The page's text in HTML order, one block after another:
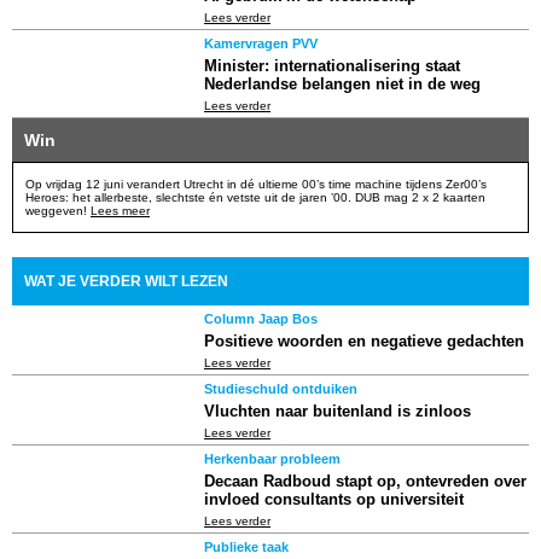
Lees verder
Kamervragen PVV
Minister: internationalisering staat
Nederlandse belangen niet in de weg
Lees verder
Win
Op vrijdag 12 juni verandert Utrecht in dé ultieme 00’s time machine tijdens Zer00’s
Heroes: het allerbeste, slechtste én vetste uit de jaren ’00. DUB mag 2 x 2 kaarten
weggeven! Lees meer
WAT JE VERDER WILT LEZEN
Column Jaap Bos
Positieve woorden en negatieve gedachten
Lees verder
Studieschuld ontduiken
Vluchten naar buitenland is zinloos
Lees verder
Herkenbaar probleem
Decaan Radboud stapt op, ontevreden over
invloed consultants op universiteit
Lees verder
Publieke taak